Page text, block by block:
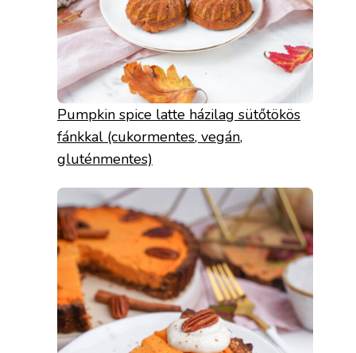
Pumpkin spice latte házilag sütőtökös
fánkkal (cukormentes, vegán,
gluténmentes)